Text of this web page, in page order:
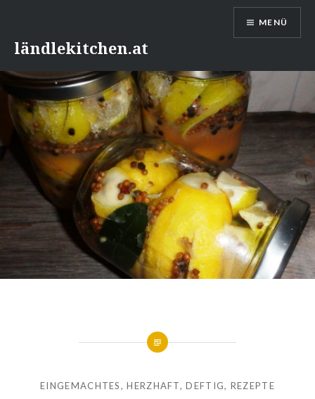
Inhaltländlekitchen.at
MENÜ
EINGEMACHTES,HERZHAFT, DEFTIG, REZEPTE